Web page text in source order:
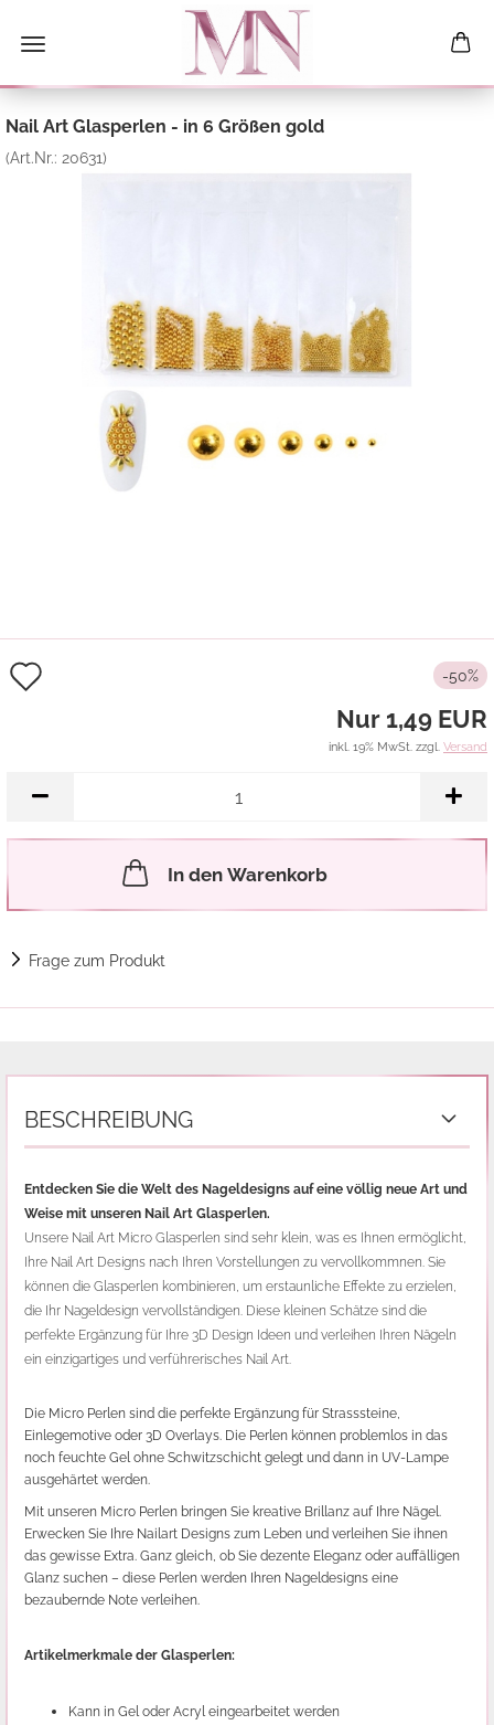
Nail Art Glasperlen - in 6 Größen gold
(Art.Nr.: 20631)
-50%
Nur 1,49 EUR
inkl. 19% MwSt. zzgl. Versand
In den Warenkorb
Frage zum Produkt
BESCHREIBUNG
Entdecken Sie die Welt des Nageldesigns auf eine völlig neue Art und
Weise mit unseren Nail Art Glasperlen.
Unsere Nail Art Micro Glasperlen sind sehr klein, was es Ihnen ermöglicht,
Ihre Nail Art Designs nach Ihren Vorstellungen zu vervollkommnen. Sie
können die Glasperlen kombinieren, um erstaunliche Effekte zu erzielen,
die Ihr Nageldesign vervollständigen. Diese kleinen Schätze sind die
perfekte Ergänzung für Ihre 3D Design Ideen und verleihen Ihren Nägeln
ein einzigartiges und verführerisches Nail Art.
Die Micro Perlen sind die perfekte Ergänzung für Strasssteine,
Einlegemotive oder 3D Overlays. Die Perlen können problemlos in das
noch feuchte Gel ohne Schwitzschicht gelegt und dann in UV-Lampe
ausgehärtet werden.
Mit unseren Micro Perlen bringen Sie kreative Brillanz auf Ihre Nägel.
Erwecken Sie Ihre Nailart Designs zum Leben und verleihen Sie ihnen
das gewisse Extra. Ganz gleich, ob Sie dezente Eleganz oder auffälligen
Glanz suchen – diese Perlen werden Ihren Nageldesigns eine
bezaubernde Note verleihen.
Artikelmerkmale der Glasperlen:
Kann in Gel oder Acryl eingearbeitet werden